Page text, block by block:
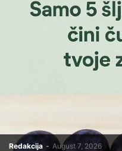
Redakcija - August 7, 2026